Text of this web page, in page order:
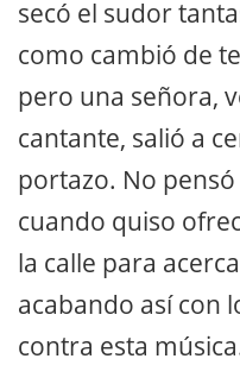
secó el sudor
como cambió de
pero una señora,
cantante, salió a
portazo. No
cuando quiso
la calle para
acabando así con
contra esta